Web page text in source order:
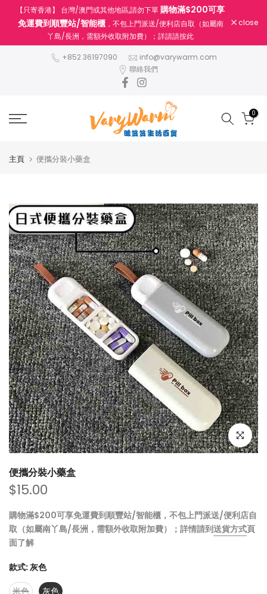
【只寄香港】 台灣/澳門或其他地區,請勿下單購物滿$200可享
免運費到順豐站/智能櫃，不包上門派送/便利店自取（如屬南
丫島/長洲，需額外收取附加費）；詳請請按此
close
+852 36197090
info@varywarm.com
聯絡我們
0
主頁 便攜分裝小藥盒
點擊放大
便攜分裝小藥盒
$15.00
購物滿$200可享免運費到順豐站/智能櫃，不包上門派送/便利店自
取（如屬南丫島/長洲，需額外收取附加費）；詳情請到送貨方式頁
面了解
款式:灰色
米色
灰色